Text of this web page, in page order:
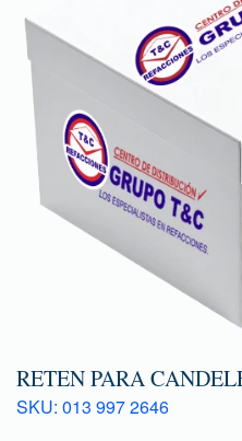
RETEN PARA
SKU: 013 997 2646